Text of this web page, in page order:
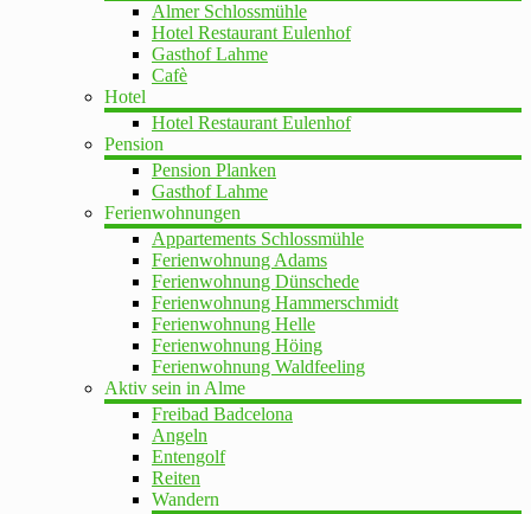
Almer Schlossmühle
Hotel Restaurant Eulenhof
Gasthof Lahme
Cafè
Hotel
Hotel Restaurant Eulenhof
Pension
Pension Planken
Gasthof Lahme
Ferienwohnungen
Appartements Schlossmühle
Ferienwohnung Adams
Ferienwohnung Dünschede
Ferienwohnung Hammerschmidt
Ferienwohnung Helle
Ferienwohnung Höing
Ferienwohnung Waldfeeling
Aktiv sein in Alme
Freibad Badcelona
Angeln
Entengolf
Reiten
Wandern